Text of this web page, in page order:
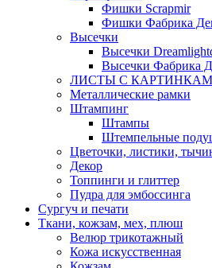
Фишки Scrapmir
Фишки Фабрика
Высечки
Высечки
Высечки Фабрика
ЛИСТЫ С
Металлические рамки
Штампинг
Штампы
Штемпельные
Цветочки, листики,
Декор
Топпинги и глиттер
Пудра для эмбоссинга
Сургуч и печати
Ткани, кожзам, мех, плюш
Велюр трикотажный
Кожа искусственная